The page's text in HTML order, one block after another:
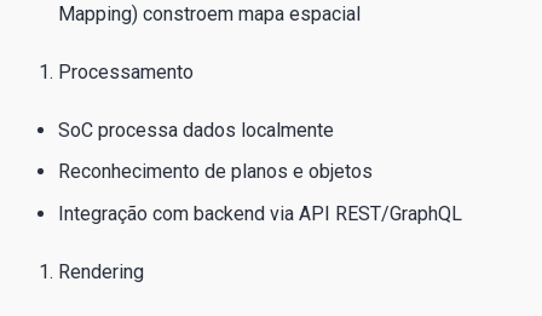
Mapping) constroem mapa espacial
Processamento
SoC processa dados localmente
Reconhecimento de planos e objetos
Integração com backend via API REST/GraphQL
Rendering